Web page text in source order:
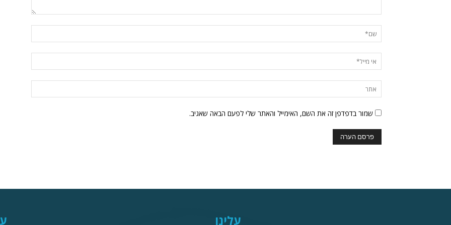
שמור בדפדפן זה את השם, האימייל והאתר שלי לפעם הבאה שאגיב.
עלינו